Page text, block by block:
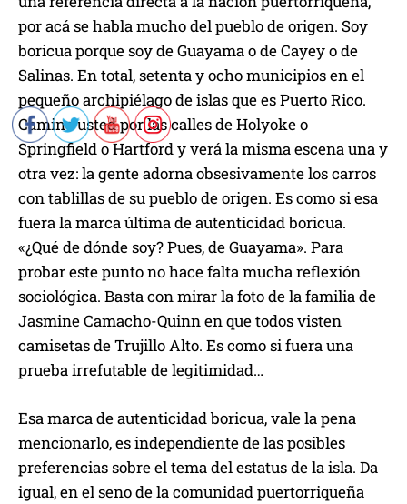
por acá se habla mucho del pueblo de origen. Soy
boricua porque soy de Guayama o de Cayey o de
Salinas. En total, setenta y ocho municipios en el
pequeño archipiélago de islas que es Puerto Rico.
Camine usted por las calles de Holyoke o
Springfield o Hartford y verá la misma escena una y
otra vez: la gente adorna obsesivamente los carros
con tablillas de su pueblo de origen. Es como si esa
fuera la marca última de autenticidad boricua.
«¿Qué de dónde soy? Pues, de Guayama». Para
probar este punto no hace falta mucha reflexión
sociológica. Basta con mirar la foto de la familia de
Jasmine Camacho-Quinn en que todos visten
camisetas de Trujillo Alto. Es como si fuera una
prueba irrefutable de legitimidad…
Esa marca de autenticidad boricua, vale la pena
mencionarlo, es independiente de las posibles
preferencias sobre el tema del estatus de la isla. Da
igual, en el seno de la comunidad puertorriqueña